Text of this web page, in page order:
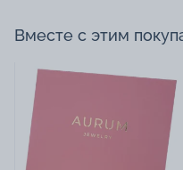
Вместе с этим